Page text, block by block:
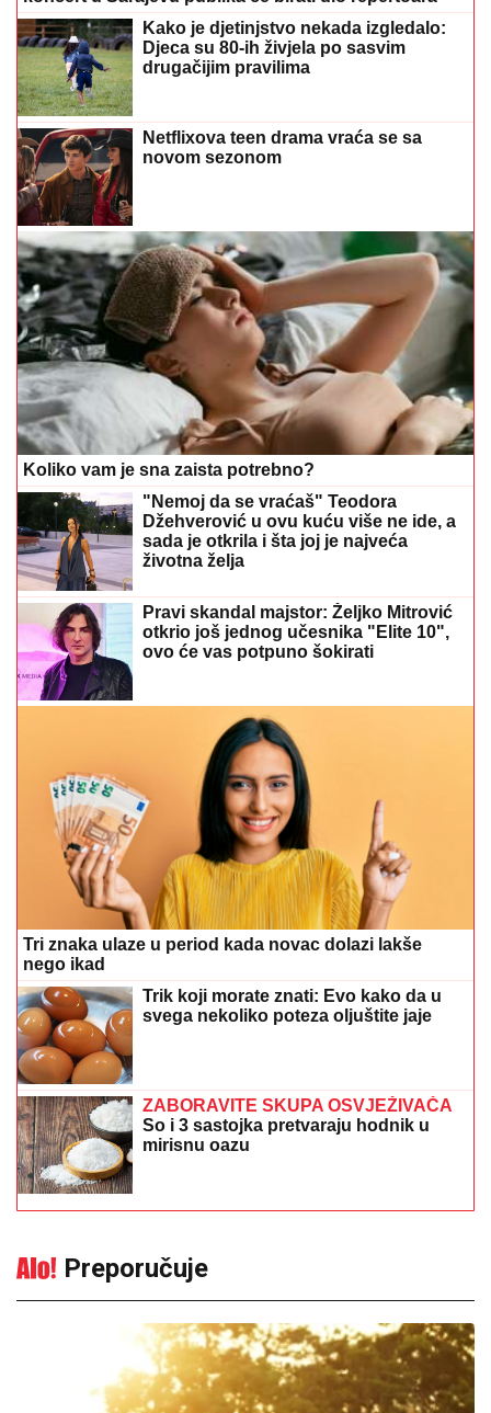
Kako je djetinjstvo nekada izgledalo:
Djeca su 80-ih živjela po sasvim
drugačijim pravilima
Netflixova teen drama vraća se sa
novom sezonom
Koliko vam je sna zaista potrebno?
"Nemoj da se vraćaš" Teodora
Džehverović u ovu kuću više ne ide, a
sada je otkrila i šta joj je najveća
životna želja
Pravi skandal majstor: Željko Mitrović
otkrio još jednog učesnika "Elite 10",
ovo će vas potpuno šokirati
Tri znaka ulaze u period kada novac dolazi lakše
nego ikad
Trik koji morate znati: Evo kako da u
svega nekoliko poteza oljuštite jaje
ZABORAVITE SKUPA OSVJEŽIVAČA
So i 3 sastojka pretvaraju hodnik u
mirisnu oazu
Preporučuje